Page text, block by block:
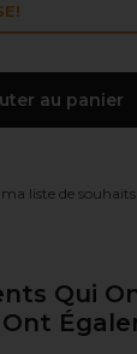
au panier
liste de souhaits
Qui